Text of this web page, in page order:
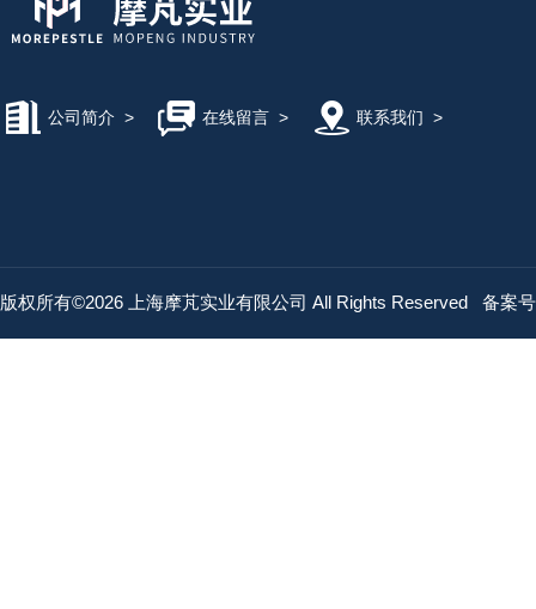
公司简介 > 在线留言> 联系我们 >
版权所有©2026 上海摩芃实业有限公司 All Rights Reserved 备案